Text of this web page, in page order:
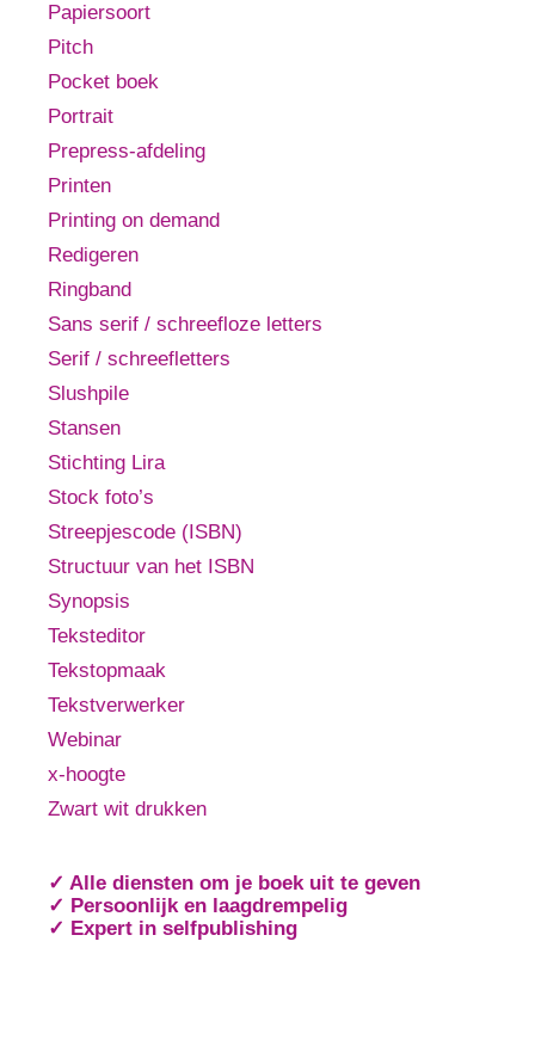
Papiersoort
Pitch
Pocket boek
Portrait
Prepress-afdeling
Printen
Printing on demand
Redigeren
Ringband
Sans serif / schreefloze letters
Serif / schreefletters
Slushpile
Stansen
Stichting Lira
Stock foto’s
Streepjescode (ISBN)
Structuur van het ISBN
Synopsis
Teksteditor
Tekstopmaak
Tekstverwerker
Webinar
x-hoogte
Zwart wit drukken
✓ Alle diensten om je boek uit te geven
✓ Persoonlijk en laagdrempelig
✓ Expert in selfpublishing